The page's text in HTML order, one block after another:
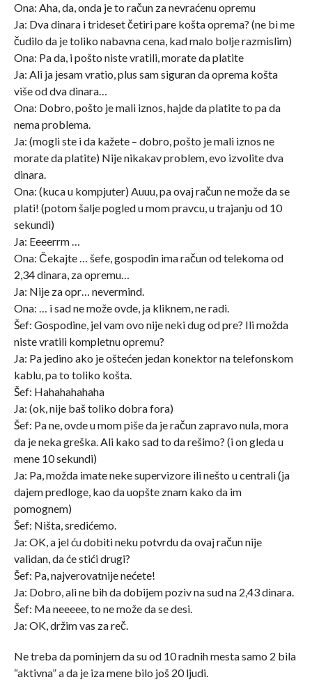
Ona: Aha, da, onda je to račun za nevraćenu opremu
Ja: Dva dinara i trideset četiri pare košta oprema? (ne bi me
čudilo da je toliko nabavna cena, kad malo bolje razmislim)
Ona: Pa da, i pošto niste vratili, morate da platite
Ja: Ali ja jesam vratio, plus sam siguran da oprema košta
više od dva dinara…
Ona: Dobro, pošto je mali iznos, hajde da platite to pa da
nema problema.
Ja: (mogli ste i da kažete – dobro, pošto je mali iznos ne
morate da platite) Nije nikakav problem, evo izvolite dva
dinara.
Ona: (kuca u kompjuter) Auuu, pa ovaj račun ne može da se
plati! (potom šalje pogled u mom pravcu, u trajanju od 10
sekundi)
Ja: Eeeerrm …
Ona: Čekajte … šefe, gospodin ima račun od telekoma od
2,34 dinara, za opremu…
Ja: Nije za opr… nevermind.
Ona: … i sad ne može ovde, ja kliknem, ne radi.
Šef: Gospodine, jel vam ovo nije neki dug od pre? Ili možda
niste vratili kompletnu opremu?
Ja: Pa jedino ako je oštećen jedan konektor na telefonskom
kablu, pa to toliko košta.
Šef: Hahahahahaha
Ja: (ok, nije baš toliko dobra fora)
Šef: Pa ne, ovde u mom piše da je račun zapravo nula, mora
da je neka greška. Ali kako sad to da rešimo? (i on gleda u
mene 10 sekundi)
Ja: Pa, možda imate neke supervizore ili nešto u centrali (ja
dajem predloge, kao da uopšte znam kako da im
pomognem)
Šef: Ništa, sredićemo.
Ja: OK, a jel ću dobiti neku potvrdu da ovaj račun nije
validan, da će stići drugi?
Šef: Pa, najverovatnije nećete!
Ja: Dobro, ali ne bih da dobijem poziv na sud na 2,43 dinara.
Šef: Ma neeeee, to ne može da se desi.
Ja: OK, držim vas za reč.
Ne treba da pominjem da su od 10 radnih mesta samo 2 bila
“aktivna” a da je iza mene bilo još 20 ljudi.